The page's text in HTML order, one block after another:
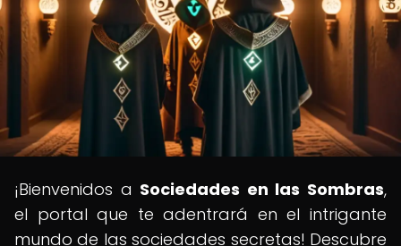
¡Bienvenidos a Sociedades en las Sombras,
el portal que te adentrará en el intrigante
mundo de las sociedades secretas! Descubre